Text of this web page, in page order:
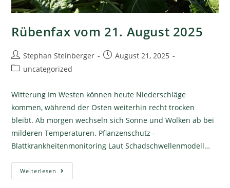
Rübenfax vom 21. August 2025
Stephan Steinberger
August 21, 2025
uncategorized
Witterung Im Westen können heute Niederschläge
kommen, während der Osten weiterhin recht trocken
bleibt. Ab morgen wechseln sich Sonne und Wolken ab bei
milderen Temperaturen. Pflanzenschutz -
Blattkrankheitenmonitoring Laut Schadschwellenmodell…
Weiterlesen